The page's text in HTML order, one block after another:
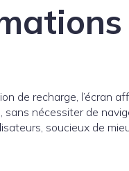
de recharge, l’écran
nécessiter de
soucieux de